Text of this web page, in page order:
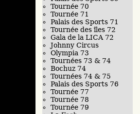
Tournée 70
Tournée 71
Palais des Sports 71
Tournée des îles 72
Gala de la LICA 72
Johnny Circus
Olympia 73
Tournées 73 & 74
Bochuz 74
Tournées 74 & 75
Palais des Sports 76
Tournée 77
Tournée 78
Tournée 79